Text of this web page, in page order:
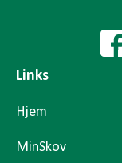
Links
Hjem
MinSkov